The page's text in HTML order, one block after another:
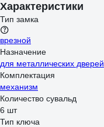
Характеристики
Тип замка
врезной
Назначение
для металлических дверей
Комплектация
механизм
Количество сувальд
6 шт
Тип ключа